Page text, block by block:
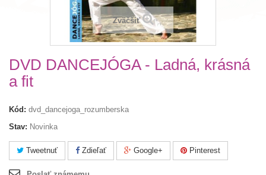
Zväčšiť
DVD DANCEJÓGA - Ladná, krásná
a fit
Kód: dvd_dancejoga_rozumberska
Stav: Novinka
Tweetnuť Zdieľať Google+ Pinterest